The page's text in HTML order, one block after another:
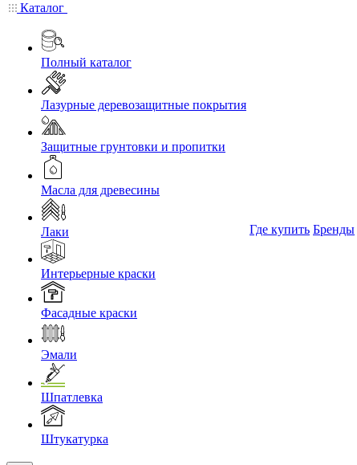
Каталог
Полный каталог
Лазурные деревозащитные покрытия
Защитные грунтовки и пропитки
Масла для древесины
Лаки
Интерьерные краски
Фасадные краски
Эмали
Шпатлевка
Штукатурка
Где купить Бренды